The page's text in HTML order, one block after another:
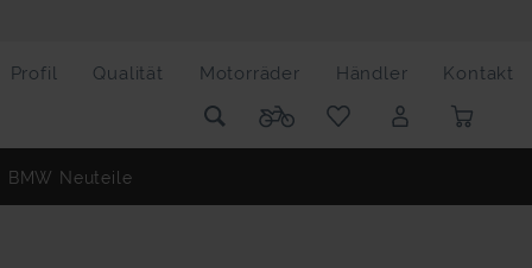
Profil Qualität Motorräder Händler Kontakt
BMW Neuteile